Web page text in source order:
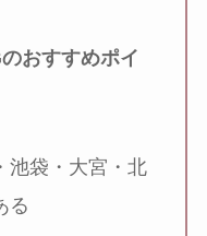
おすすめポイ
池袋・大宮・北
る